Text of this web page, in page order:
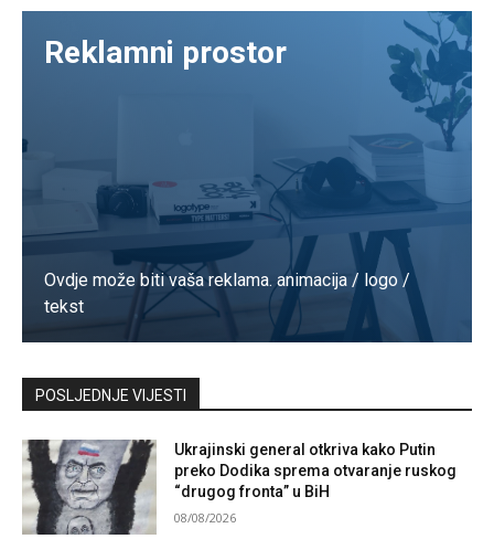
Reklamni prostor
Ovdje može biti vaša reklama. animacija / logo /
tekst
Kontaktirajte nas
POSLJEDNJE VIJESTI
Ukrajinski general otkriva kako Putin
preko Dodika sprema otvaranje ruskog
“drugog fronta” u BiH
08/08/2026